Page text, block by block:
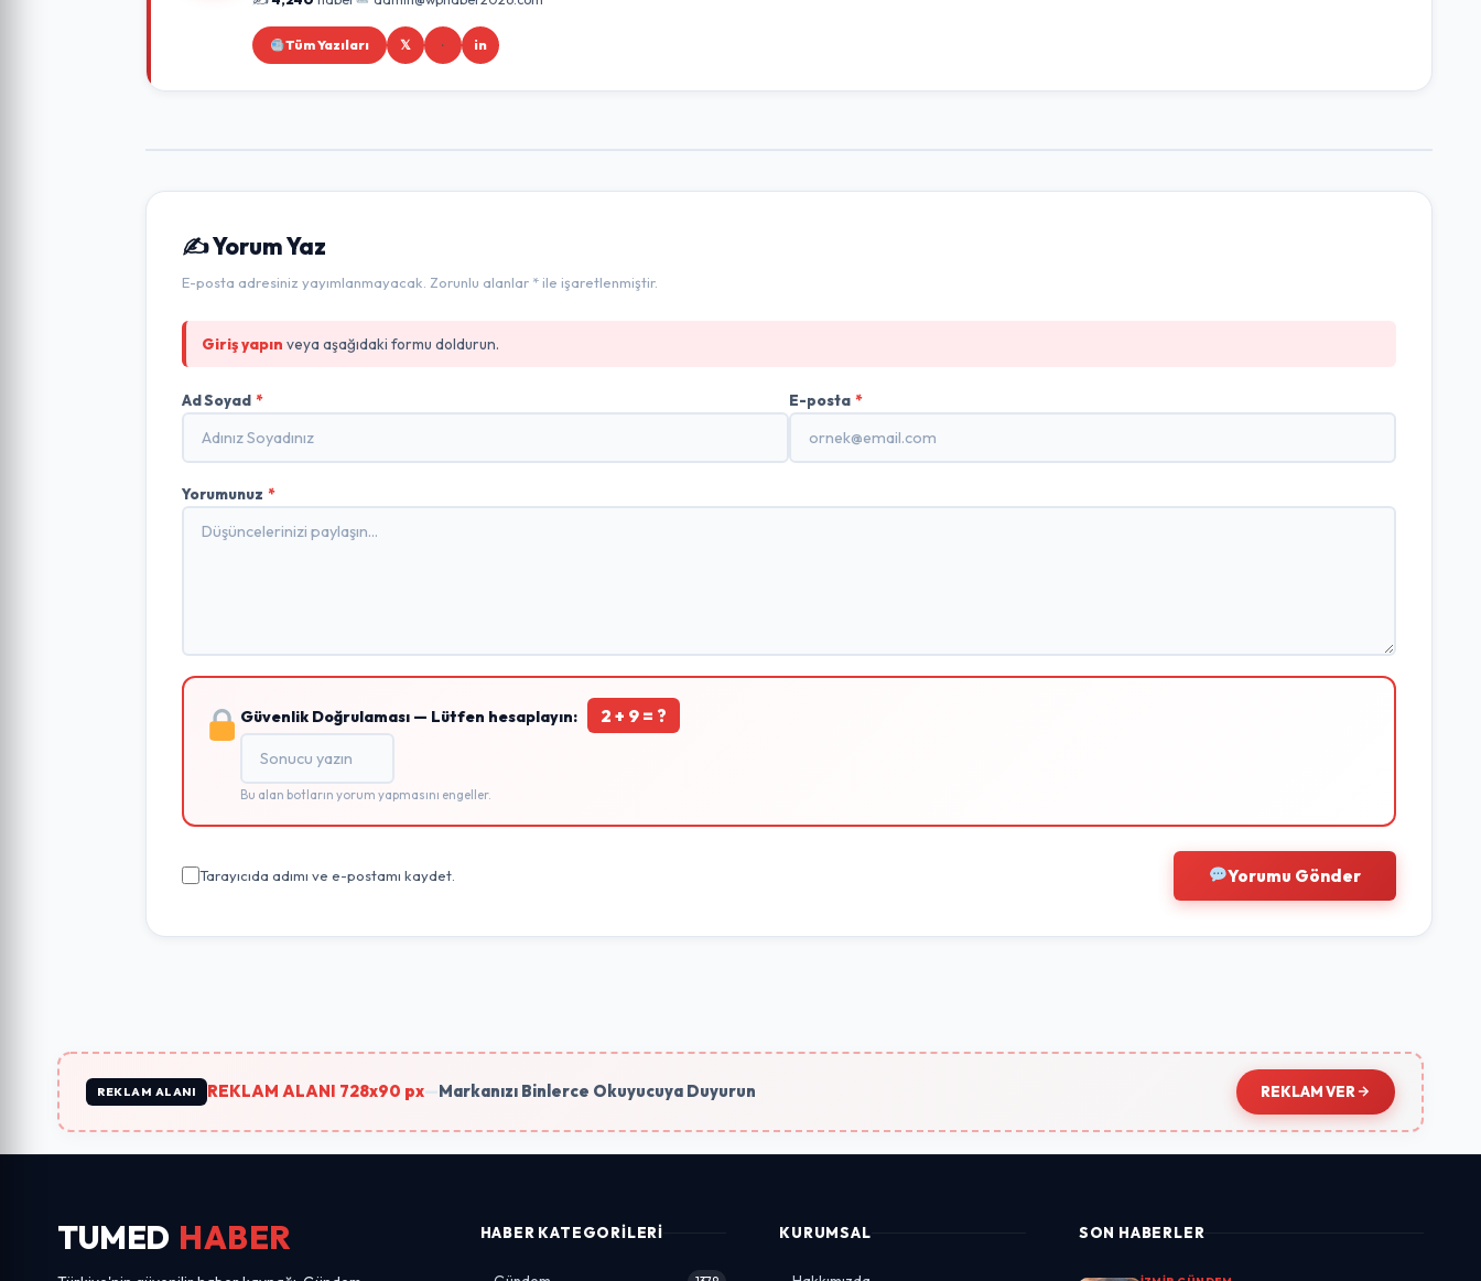
Tüm Yazıları 𝕏 in
✍️ Yorum Yaz
E-posta adresiniz yayımlanmayacak. Zorunlu alanlar * ile işaretlenmiştir.
Giriş yapın veya aşağıdaki formu doldurun.
Ad Soyad * E-posta *
Yorumunuz *
Güvenlik Doğrulaması — Lütfen hesaplayın: 2 + 9 = ?
Bu alan botların yorum yapmasını engeller.
Tarayıcıda adımı ve e-postamı kaydet. Yorumu Gönder
REKLAM ALANI REKLAM ALANI 728x90 px—Markanızı Binlerce Okuyucuya Duyurun REKLAM VER
TUMED HABER HABER KATEGORILERI KURUMSAL SON HABERLER